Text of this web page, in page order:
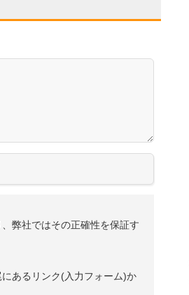
弊社ではその正確性を保証す
あるリンク(入力フォーム)か